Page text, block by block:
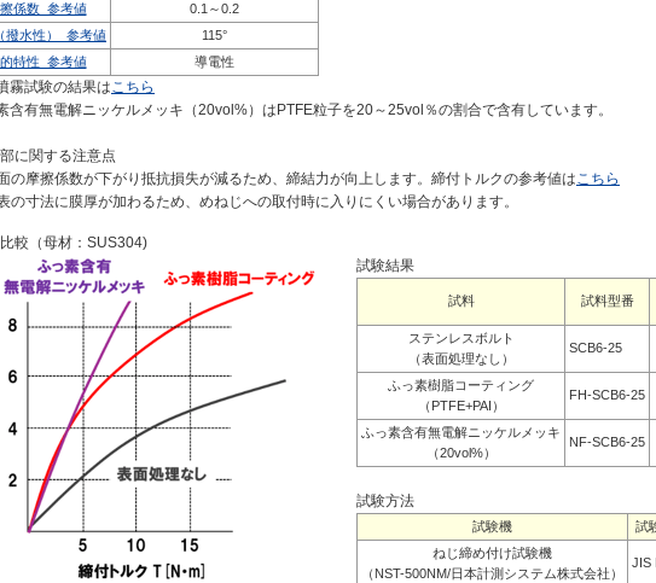
係数_参考値
0.1～0.2
撥水性）_参考値
115°
特性_参考値
導電性
霧試験の結果はこちら
含有無電解ニッケルメッキ（20vol%）はPTFE粒子を20～25vol％の割合で含有しています。
に関する注意点
の摩擦係数が下がり抵抗損失が減るため、締結力が向上します。締付トルクの参考値はこちら
の寸法に膜厚が加わるため、めねじへの取付時に入りにくい場合があります。
較（母材：SUS304)
試験結果
試料 試料型番
ステンレスボルト
（表面処理なし）
SCB6-25
ふっ素樹脂コーティング
（PTFE+PAI）
FH-SCB6-25
ふっ素含有無電解ニッケルメッキ
（20vol%）
NF-SCB6-25
試験方法
試験機
試
ねじ締め付け試験機
（NST-500NM/日本計測システム株式会社）
JIS